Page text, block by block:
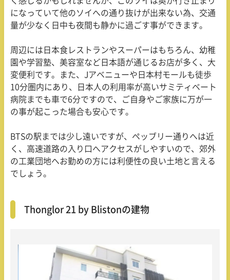
になっていて他のソイへの通り抜けが出来ない為、交通
量が少なく日中も夜間も静かに過ごす事ができます。
周辺には日本食レストランやスーパーはもちろん、幼稚
園や学習塾、美容室など日本語が通じるお店が多く、大
変便利です。また、
Jアベニューや日本村モールも徒歩
10分圏内にあり、日本人の利用率が高いサミティベート
病院までも車で6分ですので、ご自身やご家族に万が一
の事が起こった場合も安心です。
BTSの駅までは少し遠いですが、ペッブリー通りへは近
く、高速道路の入り口へアクセスがしやすいので、郊外
の工業団地へお勤めの方には利便性の良い土地と言える
でしょう。
Thonglor 21 by Blistonの建物